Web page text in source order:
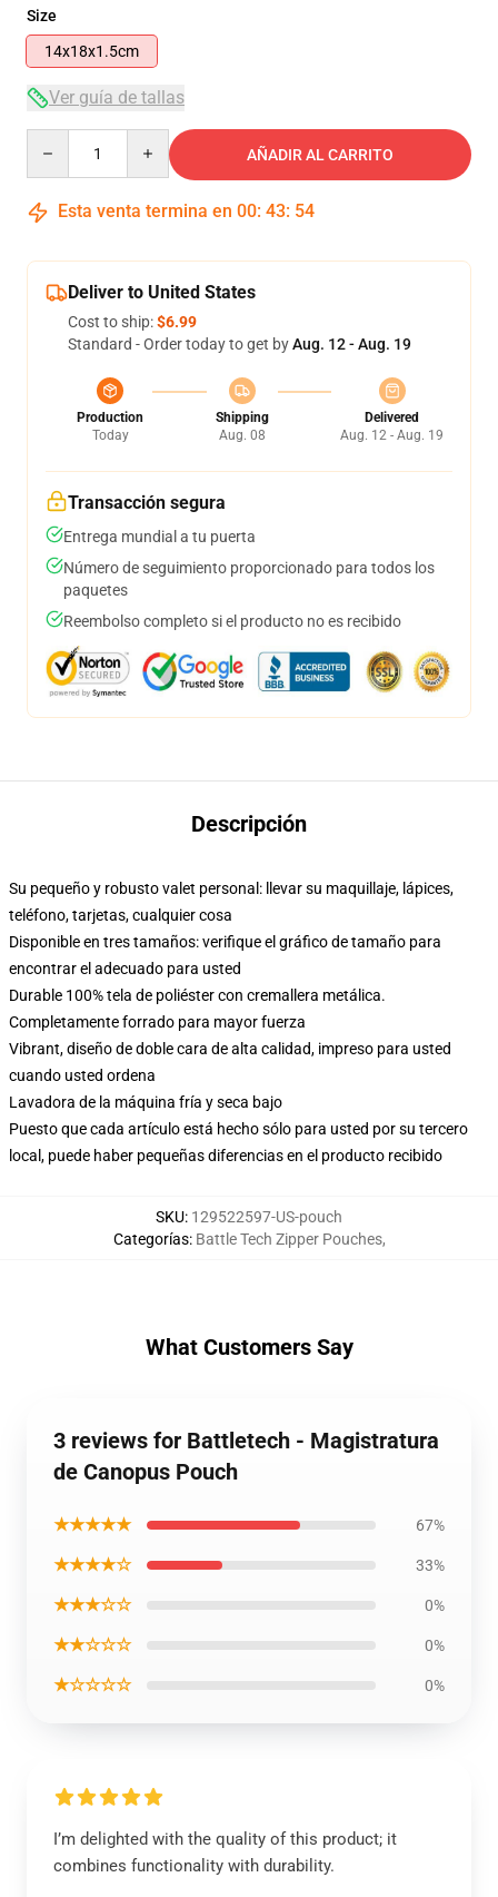
Size
14x18x1.5cm
Ver guía de tallas
AÑADIR AL CARRITO
Esta venta termina en 00: 43: 54
Deliver to United States
Cost to ship:$6.99
Standard - Order today to get byAug. 12 - Aug. 19
Production
Today
Shipping
Aug. 08
Delivered
Aug. 12 - Aug. 19
Transacción segura
Entrega mundial a tu puerta
Número de seguimiento proporcionado para todos los
paquetes
Reembolso completo si el producto no es recibido
Descripción
Su pequeño y robusto valet personal: llevar su maquillaje, lápices,
teléfono, tarjetas, cualquier cosa
Disponible en tres tamaños: verifique el gráfico de tamaño para
encontrar el adecuado para usted
Durable 100% tela de poliéster con cremallera metálica.
Completamente forrado para mayor fuerza
Vibrant, diseño de doble cara de alta calidad, impreso para usted
cuando usted ordena
Lavadora de la máquina fría y seca bajo
Puesto que cada artículo está hecho sólo para usted por su tercero
local, puede haber pequeñas diferencias en el producto recibido
SKU: 129522597-US-pouch
Categorías: Battle Tech Zipper Pouches,
What Customers Say
3 reviews for Battletech - Magistratura
de Canopus Pouch
★★★★★ 67%
★★★★☆ 33%
★★★☆☆ 0%
★★☆☆☆ 0%
★☆☆☆☆ 0%
I’m delighted with the quality of this product; it
combines functionality with durability.